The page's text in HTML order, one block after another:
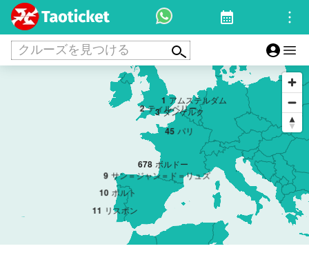
クルーズを見つける
1 アムステルダム
2 ティルベリー
3 ダンケルク
45 パリ
678 ボルドー
9 サン＝ジャン＝ド＝リュズ
10 ポルト
11 リスボン